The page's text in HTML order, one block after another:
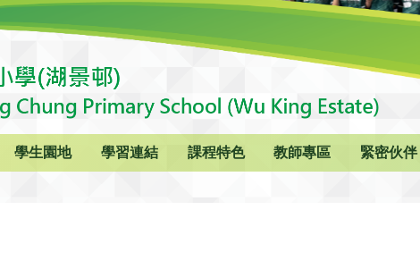
學生園地 學習連結 課程特色 教師專區 緊密伙伴